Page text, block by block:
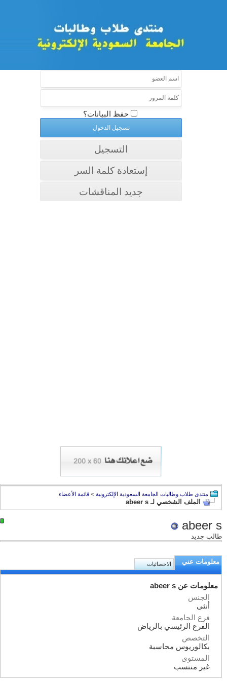
حفظ البيانات؟
التسجيل
إستعادة كلمة السر
جديد المناقشات
منتدى طلاب وطالبات الجامعة السعودية الإلكترونية > قائمة الأعضاء
الملف الشخصي لـ abeer s
abeer s
طالب جديد
معلومات عني الاحصائيات
معلومات عن abeer s
الجنس
أنثى
فرع الجامعة
الفرع الرئيسي بالرياض
التخصص
بكالوريوس محاسبة
المستوى
غير منتسب